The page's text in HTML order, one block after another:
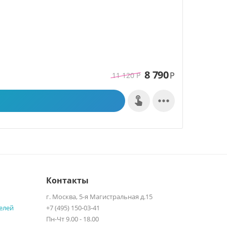
11 120 Р 8 790Р

Контакты
г. Москва, 5-я Магистральная д.15
+7 (495) 150-03-41
Пн-Чт 9.00 - 18.00